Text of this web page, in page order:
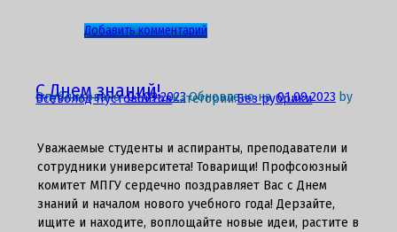
Добавить комментарийк
Учителя
Педагога
Наставника!
С Днем знаний!
Опубликовано01.09.2023Обновлено на01.09.2023 by
Всеволод ПустовойтовКатегории:Без рубрики
Уважаемые студенты и аспиранты, преподаватели и
сотрудники университета! Товарищи! Профсоюзный
комитет МПГУ сердечно поздравляет Вас с Днем
знаний и началом нового учебного года! Дерзайте,
ищите и находите, воплощайте новые идеи, растите в